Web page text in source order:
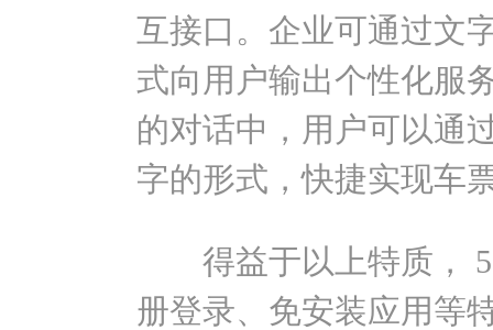
互接口。企业可通过文
式向用户输出个性化服
的对话中，用户可以通
字的形式，快捷实现车
得益于以上特质，
册登录、免安装应用等